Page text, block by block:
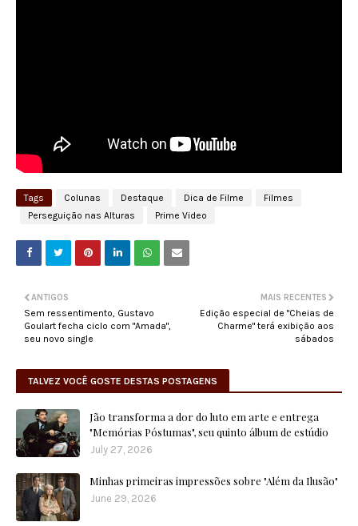
Tags Colunas Destaque Dica de Filme
Filmes
Perseguição nas Alturas
Prime Video
MAIS RECENTES
Edição especial de "Cheias de
Charme" terá exibição aos
sábados
ANTIGOS
Sem ressentimento, Gustavo
Goulart fecha ciclo com "Amada",
seu novo single
TALVEZ VOCÊ GOSTE DESTAS POSTAGENS
Jão transforma a dor do luto em arte e entrega
"Memórias Póstumas", seu quinto álbum de estúdio
July 27, 2026
Minhas primeiras impressões sobre "Além da Ilusão"
June 29, 2026